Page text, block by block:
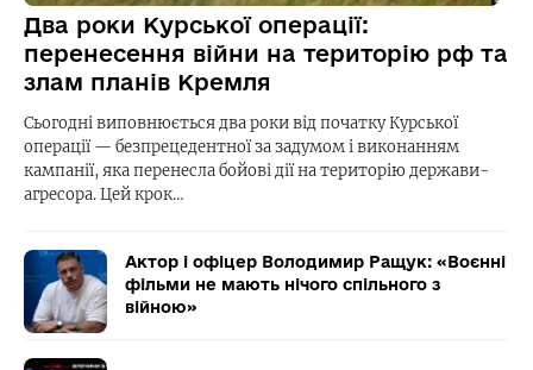
Два роки Курської операції:
перенесення війни на територію рф та
злам планів Кремля
Сьогодні виповнюється два роки від початку Курської
операції — безпрецедентної за задумом і виконанням
кампанії, яка перенесла бойові дії на територію держави-
агресора. Цей крок…
Актор і офіцер Володимир Ращук: «Воєнні
фільми не мають нічого спільного з
війною»